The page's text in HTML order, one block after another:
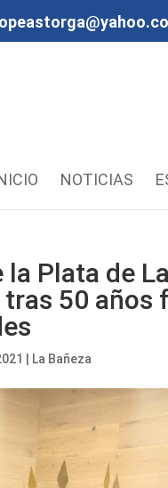
NOTICIAS
la Plata de
tras 50
La Bañeza